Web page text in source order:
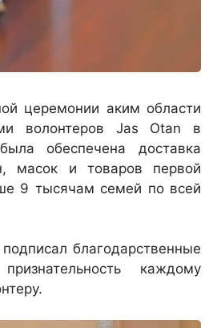
церемонии аким области
волонтеров Jas Otan в
обеспечена доставка
масок и товаров первой
9 тысячам семей по всей
благодарственные
каждому